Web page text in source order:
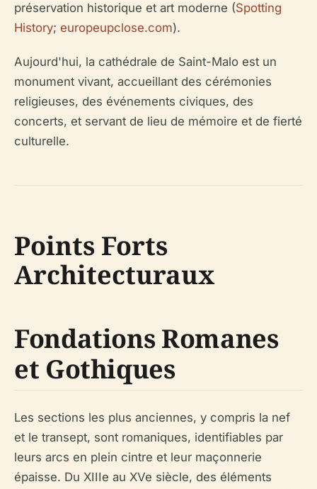
préservation historique et art moderne (Spotting
History; europeupclose.com).
Aujourd'hui, la cathédrale de Saint-Malo est un
monument vivant, accueillant des cérémonies
religieuses, des événements civiques, des
concerts, et servant de lieu de mémoire et de fierté
culturelle.
Points Forts
Architecturaux
Fondations Romanes
et Gothiques
Les sections les plus anciennes, y compris la nef
et le transept, sont romaniques, identifiables par
leurs arcs en plein cintre et leur maçonnerie
épaisse. Du XIIIe au XVe siècle, des éléments